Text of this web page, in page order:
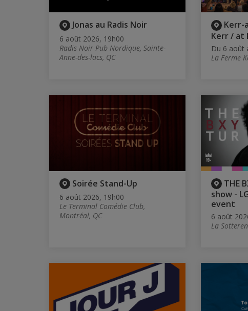
Jonas au Radis Noir
6 août 2026, 19h00
Radis Noir Pub Nordique, Sainte-
Anne-des-lacs, QC
Kerr-
Kerr / at
Du 6 août
La Ferme
Soirée Stand-Up
6 août 2026, 19h00
Le Terminal Comédie Club,
Montréal, QC
THE
show -
event
6 août
La